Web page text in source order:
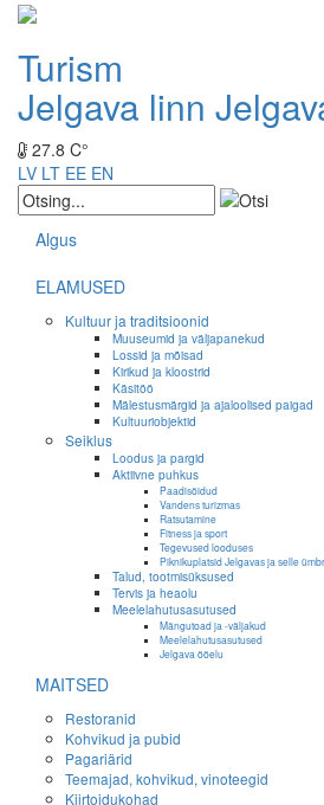
Turism
Jelgava linn
27.8 C°
LV LT EE EN
Algus
ELAMUSED
Kultuur ja traditsioonid
Muuseumid ja väljapanekud
Lossid ja mõisad
Kirikud ja kloostrid
Käsitöö
Mälestusmärgid ja ajaloolised paigad
Kultuuriobjektid
Seiklus
Loodus ja pargid
Aktiivne puhkus
Paadisõidud
Vandens turizmas
Ratsutamine
Fitness ja sport
Tegevused looduses
Piknikuplatsid Jelgavas ja selle
Talud, tootmisüksused
Tervis ja heaolu
Meelelahutusasutused
Mängutoad ja -väljakud
Meelelahutusasutused
Jelgava ööelu
MAITSED
Restoranid
Kohvikud ja pubid
Pagariärid
Teemajad, kohvikud, vinoteegid
Kiirtoidukohad